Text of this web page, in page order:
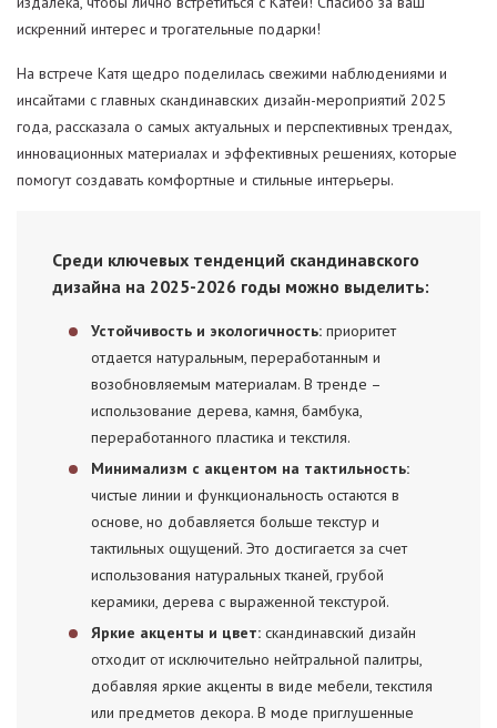
искренний интерес и трогательные подарки!
На встрече Катя щедро поделилась свежими наблюдениями и
инсайтами с главных скандинавских дизайн-мероприятий 2025
года, рассказала о самых актуальных и перспективных трендах,
инновационных материалах и эффективных решениях, которые
помогут создавать комфортные и стильные интерьеры.
Среди ключевых тенденций скандинавского
дизайна на 2025-2026 годы можно выделить:
Устойчивость и экологичность: приоритет
отдается натуральным, переработанным и
возобновляемым материалам. В тренде –
использование дерева, камня, бамбука,
переработанного пластика и текстиля.
Минимализм с акцентом на тактильность:
чистые линии и функциональность остаются в
основе, но добавляется больше текстур и
тактильных ощущений. Это достигается за счет
использования натуральных тканей, грубой
керамики, дерева с выраженной текстурой.
Яркие акценты и цвет: скандинавский дизайн
отходит от исключительно нейтральной палитры,
добавляя яркие акценты в виде мебели, текстиля
или предметов декора. В моде приглушенные